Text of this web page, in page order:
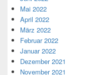
Mai 2022
April 2022
März 2022
Februar 2022
Januar 2022
Dezember 2021
November 2021